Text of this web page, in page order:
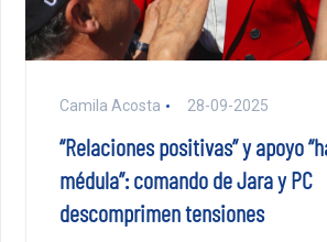
Camila Acosta 28-09-2025
“Relaciones positivas” y apoyo
médula”: comando de Jara y PC
descomprimen tensiones